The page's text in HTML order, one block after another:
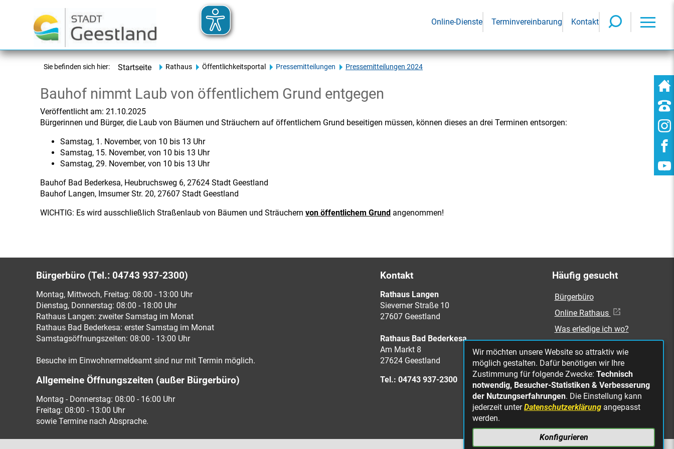
Online-Dienste Terminvereinbarung Kontakt
Sie befinden sich hier: Startseite Rathaus Öffentlichkeitsportal Pressemitteilungen Pressemitteilungen 2024
Bauhof nimmt Laub von öffentlichem Grund entgegen
Veröffentlicht am: 21.10.2025
Bürgerinnen und Bürger, die Laub von Bäumen und Sträuchern auf öffentlichem Grund beseitigen müssen, können dieses an drei Terminen entsorgen:
Samstag, 1. November, von 10 bis 13 Uhr
Samstag, 15. November, von 10 bis 13 Uhr
Samstag, 29. November, von 10 bis 13 Uhr
Bauhof Bad Bederkesa, Heubruchsweg 6, 27624 Stadt Geestland
Bauhof Langen, Imsumer Str. 20, 27607 Stadt Geestland
WICHTIG: Es wird ausschließlich Straßenlaub von Bäumen und Sträuchern von öffentlichem Grund angenommen!
Bürgerbüro (Tel.: 04743 937-2300)
Montag, Mittwoch, Freitag: 08:00 - 13:00 Uhr
Dienstag, Donnerstag: 08:00 - 18:00 Uhr
Rathaus Langen: zweiter Samstag im Monat
Rathaus Bad Bederkesa: erster Samstag im Monat
Samstagsöffnungszeiten: 08:00 - 13:00 Uhr
Besuche im Einwohnermeldeamt sind nur mit Termin möglich.
Allgemeine Öffnungszeiten (außer Bürgerbüro)
Montag - Donnerstag: 08:00 - 16:00 Uhr
Freitag: 08:00 - 13:00 Uhr
sowie Termine nach Absprache.
Kontakt
Rathaus Langen
Sieverner Straße 10
27607 Geestland
Rathaus Bad Bederkesa
Am Markt 8
27624 Geestland
Tel.: 04743 937-2300
Häufig gesucht
Bürgerbüro
Online Rathaus
Was erledige ich wo?
Mängelmeldung
Straßenbeleuchtung
defekt
Wir möchten unsere Website so attraktiv wie
möglich gestalten. Dafür benötigen wir Ihre
Zustimmung für folgende Zwecke: Technisch
notwendig, Besucher-Statistiken & Verbesserung
der Nutzungserfahrungen. Die Einstellung kann
jederzeit unterDatenschutzerklärung angepasst
werden.
Konfigurieren